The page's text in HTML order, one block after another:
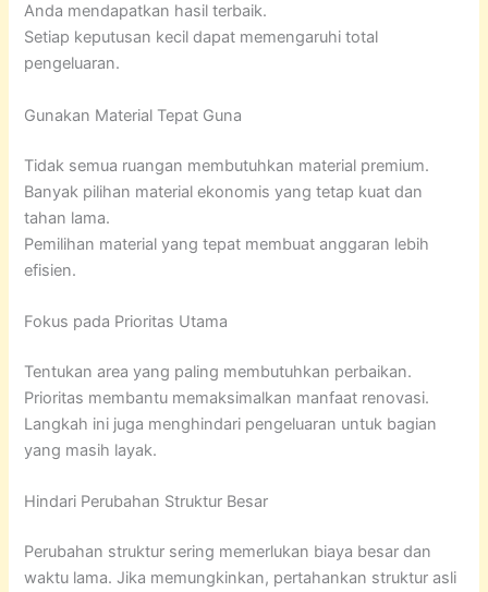
Anda mendapatkan hasil terbaik.
Setiap keputusan kecil dapat memengaruhi total
pengeluaran.
Gunakan Material Tepat Guna
Tidak semua ruangan membutuhkan material premium.
Banyak pilihan material ekonomis yang tetap kuat dan
tahan lama.
Pemilihan material yang tepat membuat anggaran lebih
efisien.
Fokus pada Prioritas Utama
Tentukan area yang paling membutuhkan perbaikan.
Prioritas membantu memaksimalkan manfaat renovasi.
Langkah ini juga menghindari pengeluaran untuk bagian
yang masih layak.
Hindari Perubahan Struktur Besar
Perubahan struktur sering memerlukan biaya besar dan
waktu lama. Jika memungkinkan, pertahankan struktur asli